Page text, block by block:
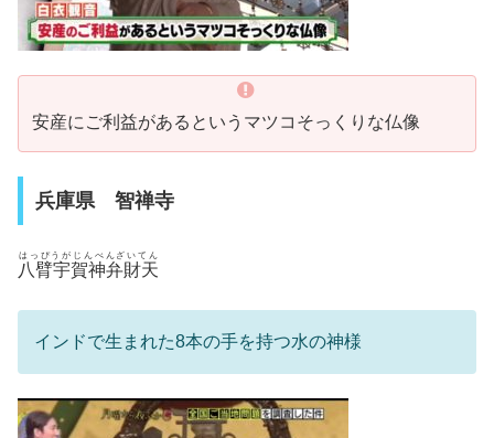
安産にご利益があるというマツコそっくりな仏像
兵庫県 智禅寺
八臂宇賀神弁財天
はっぴうがじんべんざいてん
インドで生まれた8本の手を持つ水の神様